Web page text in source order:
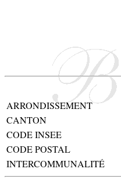
ARRONDISSEMENT
CANTON
CODE INSEE
CODE POSTAL
INTERCOMMUNALITÉ